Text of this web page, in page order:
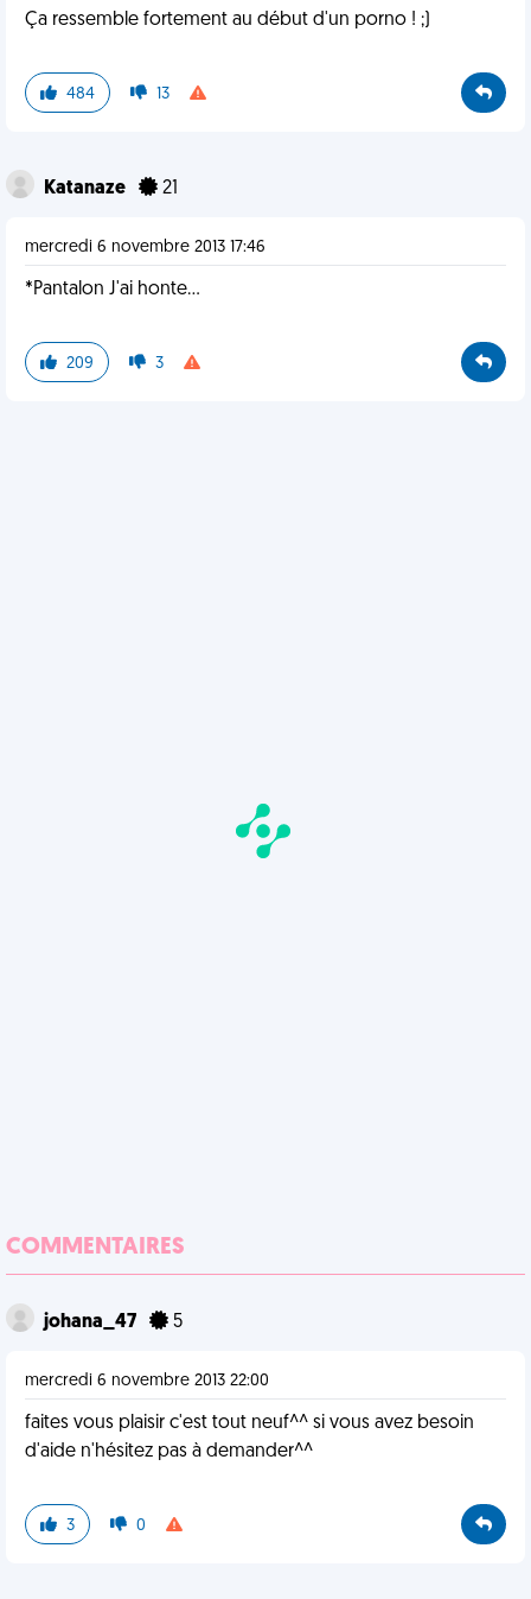
Ça ressemble fortement au début d'un porno ! ;)
484 13
Katanaze 21
mercredi 6 novembre 2013 17:46
*Pantalon J'ai honte...
209 3
COMMENTAIRES
johana_47 5
mercredi 6 novembre 2013 22:00
faites vous plaisir c'est tout neuf^^ si vous avez besoin
d'aide n'hésitez pas à demander^^
3 0